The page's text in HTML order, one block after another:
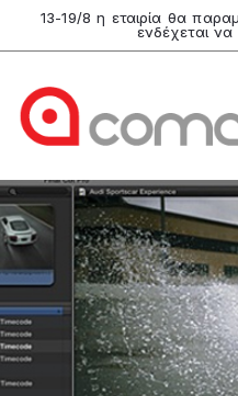
13-19/8 η εταιρία θα
ενδέχεται